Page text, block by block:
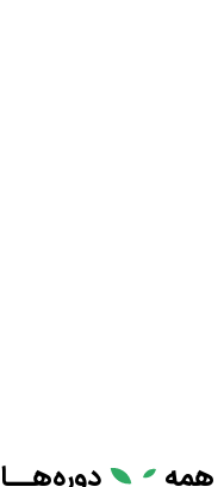
همه دوره‌هــا